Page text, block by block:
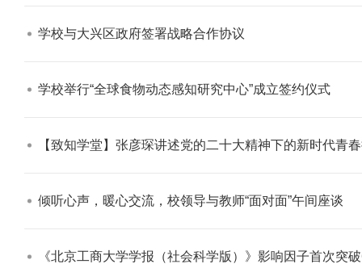
学校与大兴区政府签署战略合作协议​
学校举行“全球食物动态感知研究中心”成立签约仪式​
【致知学堂】张彦琛讲述党的二十大精神下的新时代青春担当 袁雷
倾听心声，暖心交流，校领导与教师“面对面”午间座谈​
《北京工商大学学报（社会科学版）》影响因子首次突